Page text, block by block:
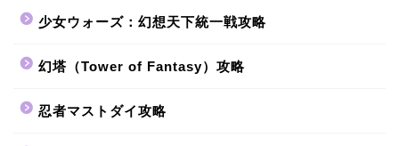
少女ウォーズ：幻想天下統一戦攻略
幻塔（Tower of Fantasy）攻略
忍者マストダイ攻略